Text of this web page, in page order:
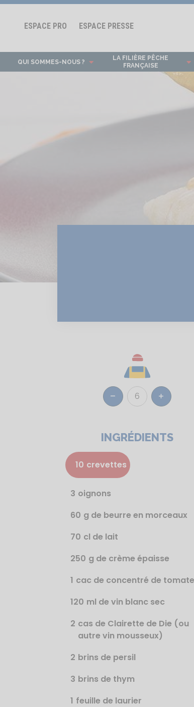
ESPACE PRO ESPACE PRESSE
QUI SOMMES-NOUS ?
LA FILIÈRE PÊCHE
FRANÇAISE
Réduire 6 Augmenter
INGRÉDIENTS
10 crevettes
3 oignons
60 g de beurre en morceaux
70 cl de lait
250 g de crème épaisse
1 cac de concentré de
120 ml de vin blanc sec
2 cas de Clairette de Die (ou
autre vin mousseux)
2 brins de persil
3 brins de thym
1 feuille de laurier